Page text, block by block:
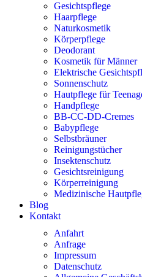
Gesichtspflege
Haarpflege
Naturkosmetik
Körperpflege
Deodorant
Kosmetik für Männer
Elektrische
Sonnenschutz
Hautpflege für
Handpflege
BB-CC-DD-Cremes
Babypflege
Selbstbräuner
Reinigungstücher
Insektenschutz
Gesichtsreinigung
Körperreinigung
Medizinische
Blog
Kontakt
Anfahrt
Anfrage
Impressum
Datenschutz